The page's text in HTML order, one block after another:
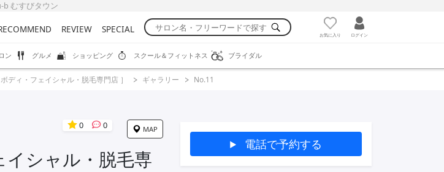
むすびタウン
REVIEW SPECIAL お気に入り ログイン
ン グルメ ショッピング スクール＆フィットネス ブライダル
ディ・フェイシャル・脱毛専門店 ］ ギャラリー No.11
0 0 MAP
シャル・脱毛専
電話で予約する